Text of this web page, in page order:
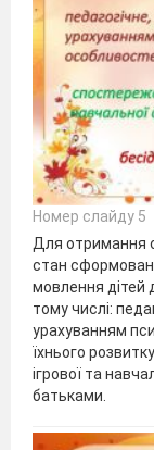
Номер слайду 5
Для отримання
стан
мовлення дітей
тому числі:
урахуванням
їхнього
ігрової та
батьками.